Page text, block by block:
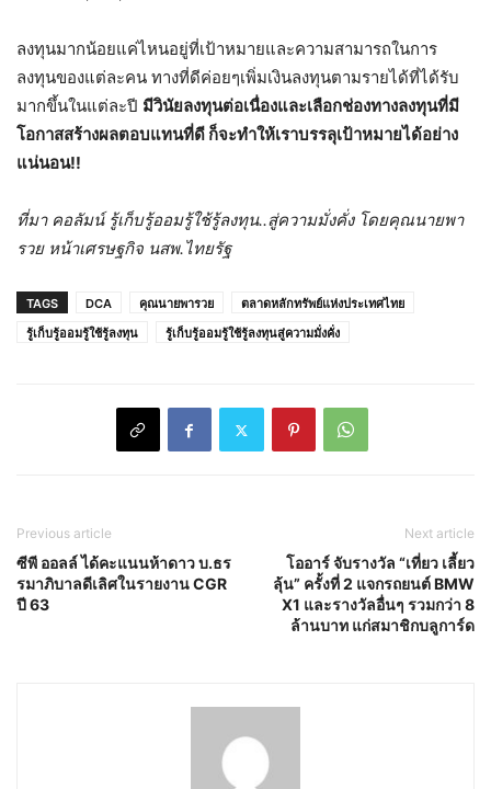
ลงทุนมากน้อยแค่ไหนอยู่ที่เป้าหมายและความสามารถในการ
ลงทุนของแต่ละคน ทางที่ดีค่อยๆเพิ่มเงินลงทุนตามรายได้ที่ได้รับ
มากขึ้นในแต่ละปี มีวินัยลงทุนต่อเนื่องและเลือกช่องทางลงทุนที่มี
โอกาสสร้างผลตอบแทนที่ดี ก็จะทำให้เราบรรลุเป้าหมายได้อย่าง
แน่นอน!!
ที่มา คอลัมน์ รู้เก็บรู้ออมรู้ใช้รู้ลงทุน..สู่ความมั่งคั่ง โดยคุณนายพา
รวย หน้าเศรษฐกิจ นสพ.ไทยรัฐ
TAGS DCA คุณนายพารวย
ตลาดหลักทรัพย์แห่งประเทศไทย
รู้เก็บรู้ออมรู้ใช้รู้ลงทุน
รู้เก็บรู้ออมรู้ใช้รู้ลงทุนสู่ความมั่งคั่ง
Previous article
ซีพี ออลล์ ได้คะแนนห้าดาว บ.ธร
รมาภิบาลดีเลิศในรายงาน CGR
ปี 63
Next article
โออาร์ จับรางวัล “เที่ยว เลี้ยว
ลุ้น” ครั้งที่ 2 แจกรถยนต์ BMW
X1 และรางวัลอื่นๆ รวมกว่า 8
ล้านบาท แก่สมาชิกบลูการ์ด